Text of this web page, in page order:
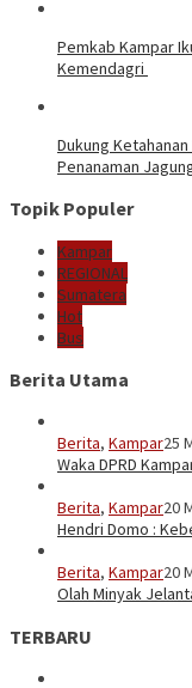
Pemkab Kampar
Kemendagri
Dukung
Penanaman
Topik Populer
Kampar
REGIONAL
Sumatera
Hot
Bus
Berita Utama
Berita, Kampar25
Waka DPRD
Berita, Kampar20
Hendri Domo :
Berita, Kampar20
Olah Minyak
TERBARU